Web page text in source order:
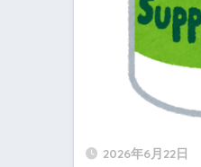
2026年6月22日